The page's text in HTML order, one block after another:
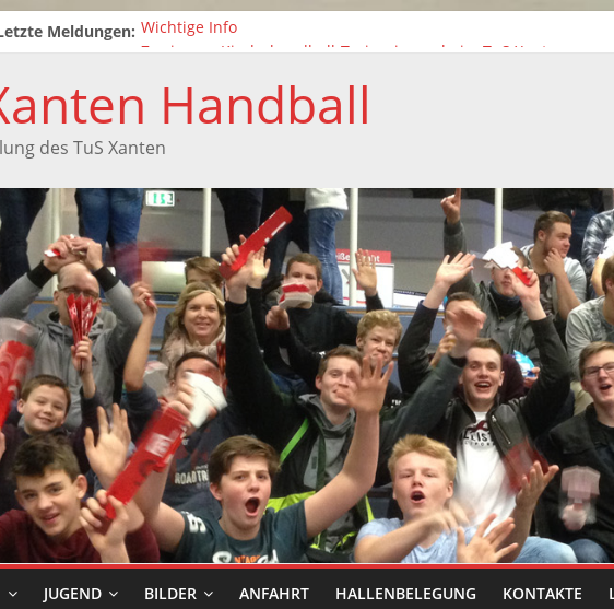
Meldungen: Wichtige Info
Zwei neue Kinderhandball-Trainerinnen beim TuS Xanten
Handballtag in Xanten
Saisonabschluss der F-Jugend
Handball
des TuS Xanten
JUGEND BILDER ANFAHRT HALLENBELEGUNG KONTAKTE